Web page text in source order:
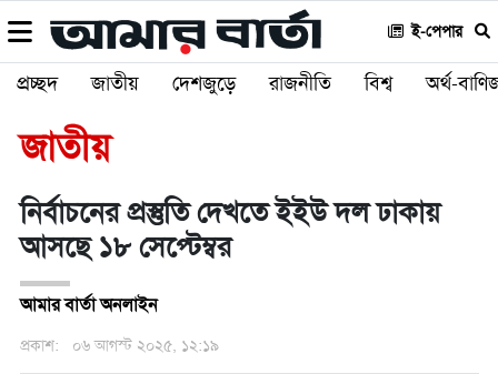
ই-পেপার
প্রচ্ছদ জাতীয় দেশজুড়ে রাজনীতি বিশ্ব অর্থ-
জাতীয়
নির্বাচনের প্রস্তুতি দেখতে ইইউ দল ঢাকায়
আসছে ১৮ সেপ্টেম্বর
আমার বার্তা অনলাইন
প্রকাশ: ০৬ আগস্ট ২০২৫, ১২:১৯